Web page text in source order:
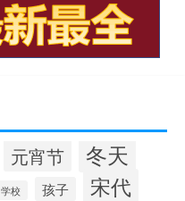
元宵节 冬天
学校 孩子 宋代